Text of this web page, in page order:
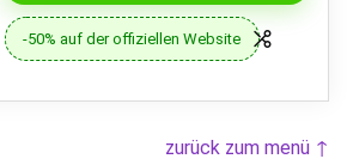
-50% auf der offiziellen Website
zurück zum menü ↑